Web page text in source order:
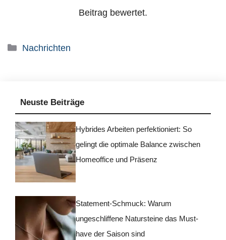
Beitrag bewertet.
Kategorien
Nachrichten
Neuste Beiträge
Hybrides Arbeiten perfektioniert: So
gelingt die optimale Balance zwischen
Homeoffice und Präsenz
Statement-Schmuck: Warum
ungeschliffene Natursteine das Must-
have der Saison sind